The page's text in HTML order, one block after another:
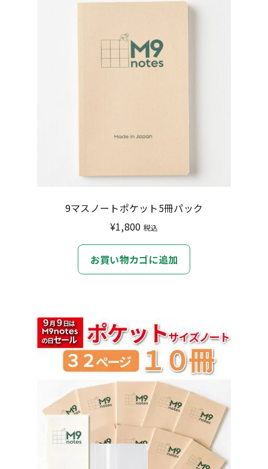
9マスノートポケット5冊パック
¥1,800 税込
お買い物カゴに追加